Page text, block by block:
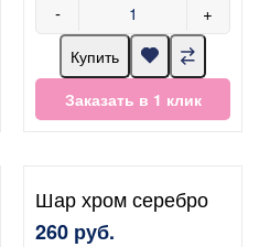
- +
Купить
Заказать в 1 клик
Шар хром серебро
260 руб.